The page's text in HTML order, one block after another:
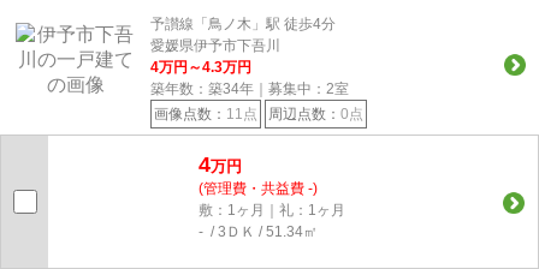
予讃線「鳥ノ木」駅 徒歩4分
愛媛県伊予市下吾川
4万円～4.3万円
築年数：築34年｜募集中： 2室
画像点数： 11点 周辺点数： 0点
4万円
(管理費・共益費 -)
敷：1ヶ月｜礼：1ヶ月
- / 3ＤＫ / 51.34㎡